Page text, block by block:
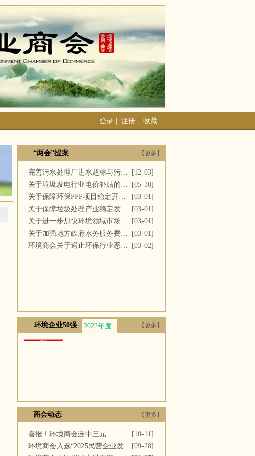
登录 注册
收藏
“两会”提案 【更多】
完善污水处理厂进水超标与污泥处置
[12-03]
关于垃圾发电行业电价补贴的建议
[05-30]
关于保障环保PPP项目稳定开展的提案
[03-01]
关于保障垃圾处理产业稳定发展的议案
[03-01]
关于进一步加快环境领域市场化改革的议案
[03-01]
关于加强地方政府水务服务费用支付的议案
[03-01]
环境商会关于遏止环保行业恶性竞争的提案
[03-02]
环境企业50强 2022年度 2021年度 2020年度
【更多】
商会动态 【更多】
喜报！环境商会连中三元
[10-11]
环境商会入选“2025民营企业发展新质生产力系列典型案例” [09-28]